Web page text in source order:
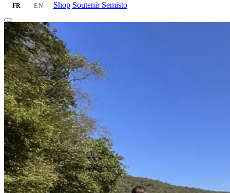
FR EN Shop Soutenir Semisto